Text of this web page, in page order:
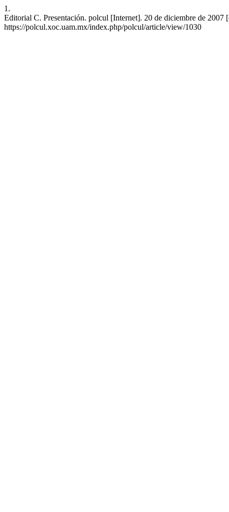
1.
Editorial C. Presentación. polcul [Internet]. 20 de diciembre de
https://polcul.xoc.uam.mx/index.php/polcul/article/view/1030